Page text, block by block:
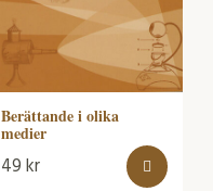
Berättande i olika
medier
49kr